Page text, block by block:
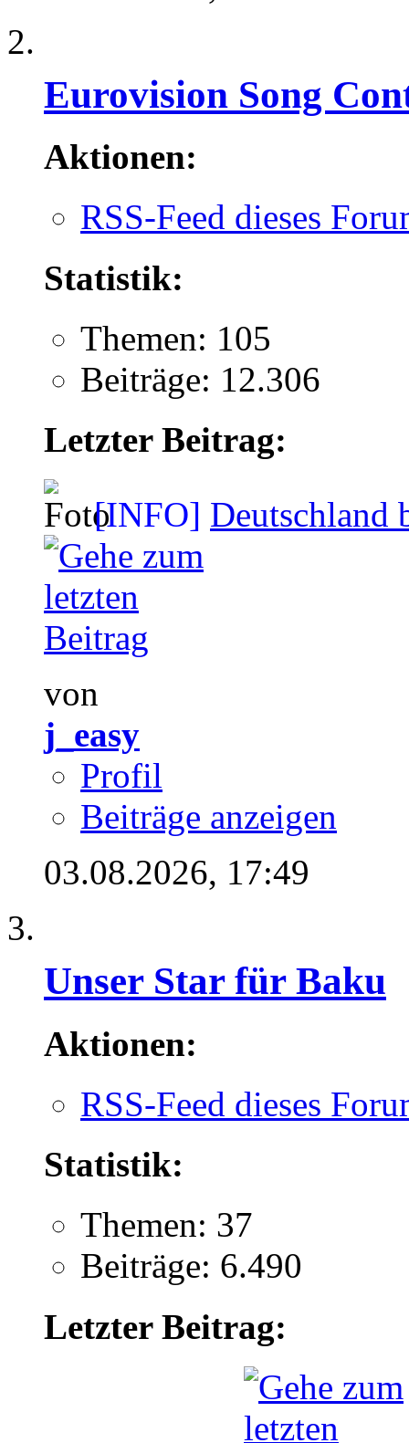
Eurovision Song
Aktionen:
RSS-Feed dieses
Statistik:
Themen: 105
Beiträge: 12.306
Letzter Beitrag:
[INFO] Deutschland
von
j_easy
Profil
Beiträge anzeigen
03.08.2026, 17:49
Unser Star für Baku
Aktionen:
RSS-Feed dieses
Statistik:
Themen: 37
Beiträge: 6.490
Letzter Beitrag: